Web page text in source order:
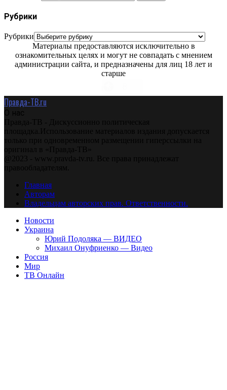
Рубрики
Рубрики
Материалы предоставляются исключительно в
ознакомительных целях и могут не совпадать с мнением
администрации сайта, и предназначены для лиц 18 лет и
старше
Правда-ТВ.ru
О нас
Правда-ТВ - Дискуссионно политическая
площадка.Использование материалов издания допускается
только при одновременном размещении гиперссылки на
оригинал в «Правда-ТВ»
@2023 - www.pravda-tv.ru. Все права принадлежат
правообладателям.
Главная
Авторам
Владельцам авторских прав. Ответственности.
Новости
Украина
Юрий Подоляка — ВИДЕО
Михаил Онуфриенко — Видео
Россия
Мир
ТВ Онлайн